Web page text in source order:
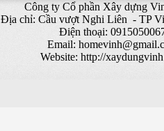
Công ty Cổ phần Xây dựng
Địa chỉ: Cầu vượt Nghi Liên - TP
Điện thoại:
Email:
Website: http://